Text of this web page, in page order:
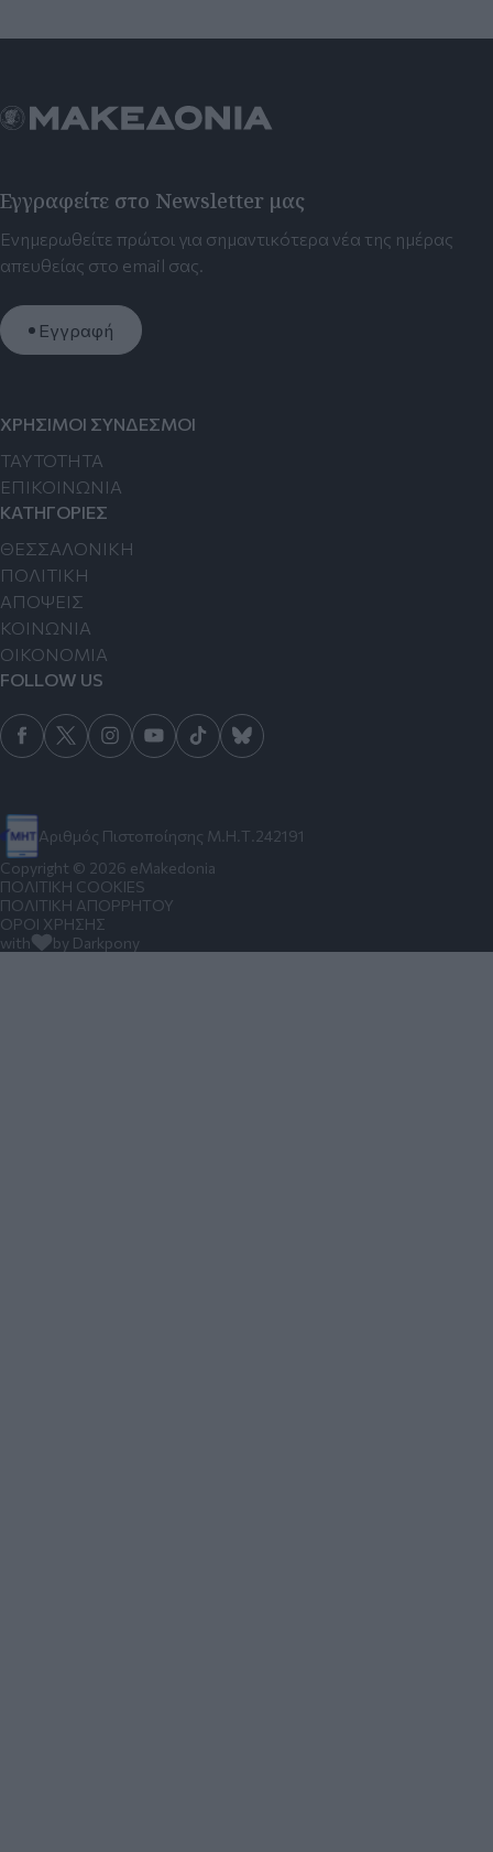
Εγγραφείτε στο Newsletter μας
Ενημερωθείτε πρώτοι για σημαντικότερα νέα της ημέρας
απευθείας στο email σας.
Εγγραφή
Αριθμός Πιστοποίησης Μ.Η.Τ.242191
ΧΡΗΣΙΜΟΙ ΣΥΝΔΕΣΜΟΙ
TAYTOTHTA
ΕΠΙΚΟΙΝΩΝΙΑ
ΚΑΤΗΓΟΡΙΕΣ
ΘΕΣΣΑΛΟΝΙΚΗ
ΠΟΛΙΤΙΚΗ
ΑΠΟΨΕΙΣ
ΚΟΙΝΩΝΙΑ
ΟΙΚΟΝΟΜΙΑ
FOLLOW US
Copyright © 2026 eMakedonia
ΠΟΛΙΤΙΚΗ COOKIES
ΠΟΛΙΤΙΚΗ ΑΠΟΡΡΗΤΟΥ
ΟΡΟΙ ΧΡΗΣΗΣ
with
by Darkpony